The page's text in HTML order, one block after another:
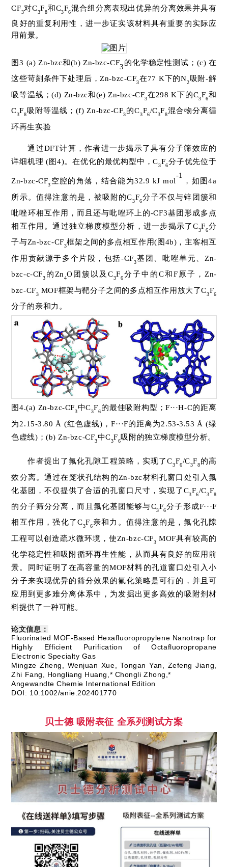
CF3对C3F8和C3F6混合组分离表现出优异的分离效果并具有
良好的重复利用性，进一步证实该材料具有重要的实际应
用前景。
图3 (a) Zn-bzc和(b) Zn-bzc-CF3的化学稳定性测试；(c) 在
这些苛刻条件下处理后，Zn-bzc-CF3在77 K下的N2吸附-解
吸等温线；(d) Zn-bzc和(e) Zn-bzc-CF3在298 K下的C3F6和
C3F8吸附等温线；(f) Zn-bzc-CF3的C3F6/C3F8混合物分离循
环再生实验
通过DFT计算，作者进一步揭示了具有分子筛效应的
详细机理 (图4)。在优化的最优构型中，C3F6分子优先位于
Zn-bzc-CF3 空腔的角落，结合能为32.9 kJ mol
-1
，如图4a
所示。值得注意的是，被吸附的C3F6分子不仅与锌团簇和
吡唑环相互作用，而且还与吡唑环上的-CF3基团形成多点
相互作用。通过独立梯度模型分析，进一步揭示了C3F6分
子与Zn-bzc-CF3框架之间的多点相互作用(图4b)，主客相互
作用贡献源于多个片段，包括-CF3基团、吡唑单元、Zn-
bzc-c-CF3 的Zn4O团簇以及C3F6分子中的C和F原子，Zn-
bzc-CF3 MOF框架与靶分子之间的多点相互作用放大了C3F6
分子的亲和力。
图4.(a) Zn-bzc-CF3中C3F6的最佳吸附构型；F···H-C的距离
为2.15-3.80 Å (红色虚线)，F···F的距离为2.53-3.53 Å (绿
色虚线)；(b) Zn-bzc-CF3中C3F6吸附的独立梯度模型分析。
作者提出了氟化孔隙工程策略，实现了C3F6/C3F8的高
效分离。通过在笼状孔结构的Zn-bzc材料孔窗口处引入氟
化基团，不仅提供了合适的孔窗口尺寸，实现了C3F6/C3F8
的分子筛分分离，而且氟化基团能够与C3F6分子形成F···F
相互作用，强化了C3F6亲和力。值得注意的是，氟化孔隙
工程可以创造疏水微环境，使Zn-bzc-CF3 MOF具有较高的
化学稳定性和吸附循环再生性能，从而具有良好的应用前
景。同时证明了在高容量的MOF材料的孔道窗口处引入小
分子来实现优异的筛分效果的氟化策略是可行的，并且可
应用到更多难分离体系中，为发掘出更多高效的吸附剂材
料提供了一种可能。
论文信息：
Fluorinated MOF-Based Hexafluoropropylene Nanotrap for
Highly Efficient Purification of Octafluoropropane
Electronic Specialty Gas
Mingze Zheng, Wenjuan Xue, Tongan Yan, Zefeng Jiang,
Zhi Fang, Hongliang Huang,* Chongli Zhong,*
Angewandte Chemie International Edition
DOI : 10.1002/anie.202401770
贝士德 吸附表征 全系列测试方案